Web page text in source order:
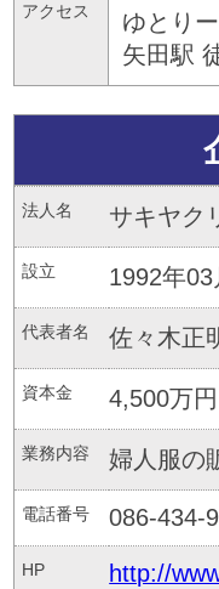
アクセス
ゆとり
矢田駅
法人名 サキヤク
設立 1992年03
代表者名 佐々木正
資本金 4,500万円
業務内容 婦人服の
電話番号 086-434-
HP http://